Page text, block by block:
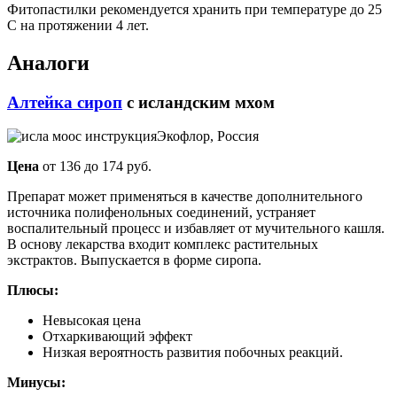
Фитопастилки рекомендуется хранить при температуре до 25
С на протяжении 4 лет.
Аналоги
Алтейка сироп с исландским мхом
Экофлор, Россия
Цена от 136 до 174 руб.
Препарат может применяться в качестве дополнительного
источника полифенольных соединений, устраняет
воспалительный процесс и избавляет от мучительного кашля.
В основу лекарства входит комплекс растительных
экстрактов. Выпускается в форме сиропа.
Плюсы:
Невысокая цена
Отхаркивающий эффект
Низкая вероятность развития побочных реакций.
Минусы: